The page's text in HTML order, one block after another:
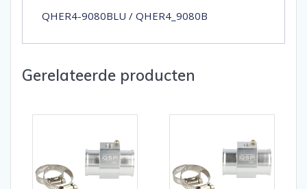
QHER4-9080BLU / QHER4_9080B
Gerelateerde producten